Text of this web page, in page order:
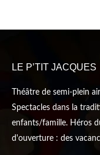
LE P’TIT JACQUES
Théâtre de semi-plein
Spectacles dans la
enfants/famille. Héros
d'ouverture : des